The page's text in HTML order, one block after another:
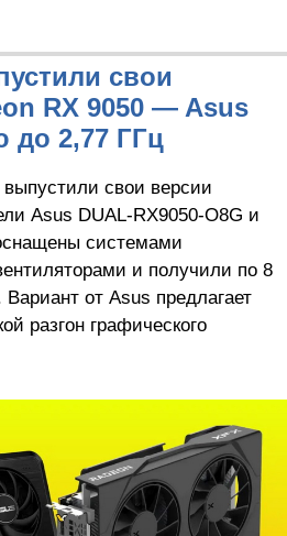
свои
RX 9050 — Asus
до 2,77 ГГц
свои версии
Asus DUAL-RX9050-O8G и
системами
и получили по 8
от Asus предлагает
разгон графического